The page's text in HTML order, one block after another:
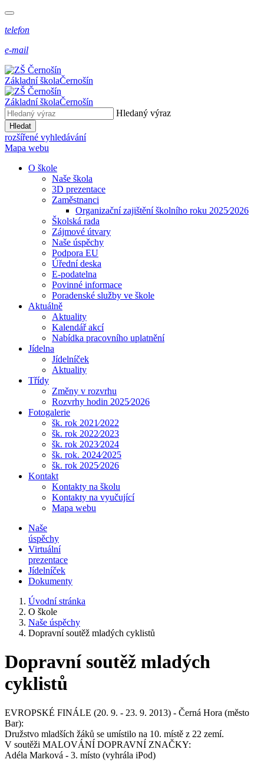
telefon
e-mail
Základní školaČernošín
Základní školaČernošín
Hledaný výraz
Hledat
rozšířené vyhledávání
Mapa webu
O škole
Naše škola
3D prezentace
Zaměstnanci
Organizační zajištění školního roku 2025⁄2026
Školská rada
Zájmové útvary
Naše úspěchy
Podpora EU
Úřední deska
E-podatelna
Povinné informace
Poradenské služby ve škole
Aktuálně
Aktuality
Kalendář akcí
Nabídka pracovního uplatnění
Jídelna
Jídelníček
Aktuality
Třídy
Změny v rozvrhu
Rozvrhy hodin 2025⁄2026
Fotogalerie
šk. rok 2021⁄2022
šk. rok 2022⁄2023
šk. rok 2023⁄2024
šk. rok. 2024⁄2025
šk. rok 2025⁄2026
Kontakt
Kontakty na školu
Kontakty na vyučující
Mapa webu
Naše
úspěchy
Virtuální
prezentace
Jídelníček
Dokumenty
Úvodní stránka
O škole
Naše úspěchy
Dopravní soutěž mladých cyklistů
Dopravní soutěž mladých
cyklistů
EVROPSKÉ FINÁLE (20. 9. - 23. 9. 2013) - Černá Hora (město
Bar):
Družstvo mladších žáků se umístilo na 10. místě z 22 zemí.
V soutěži MALOVÁNÍ DOPRAVNÍ ZNAČKY:
Adéla Marková - 3. místo (vyhrála iPod)